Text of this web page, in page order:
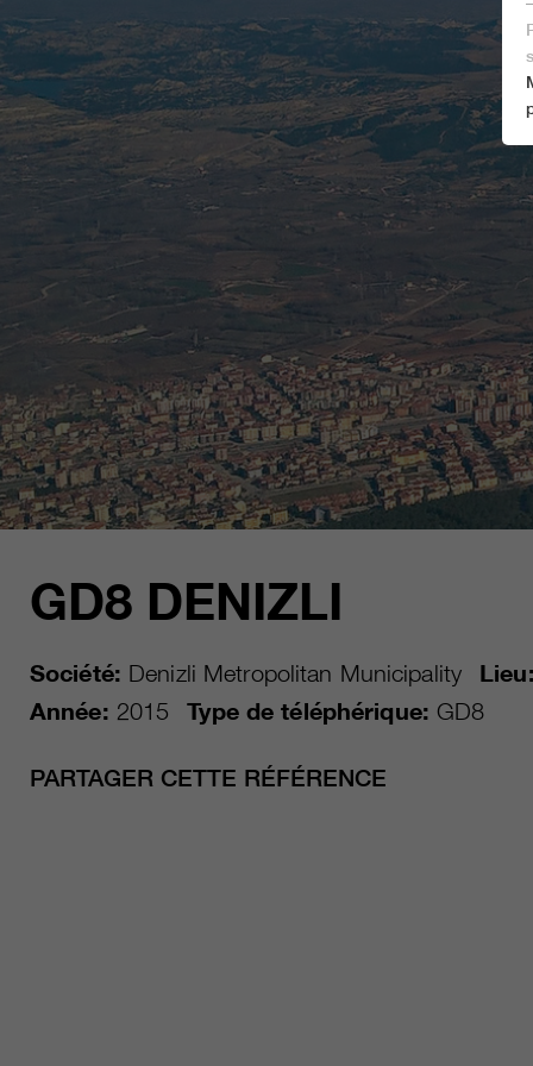
GD8 DENIZLI
Société: Denizli Metropolitan Municipality Lieu:
Année: 2015 Type de téléphérique: GD8
PARTAGER CETTE RÉFÉRENCE